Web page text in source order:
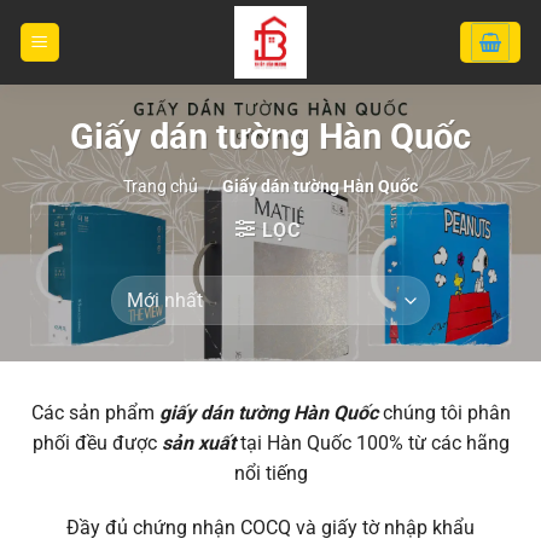
Giấy dán tường Hàn Quốc
Trang chủ / Giấy dán tường Hàn Quốc
LỌC
Các sản phẩm giấy dán tường Hàn Quốcchúng tôi phân
phối đều được sản xuấttại Hàn Quốc 100% từ các hãng
nổi tiếng
Đầy đủ chứng nhận COCQ và giấy tờ nhập khẩu